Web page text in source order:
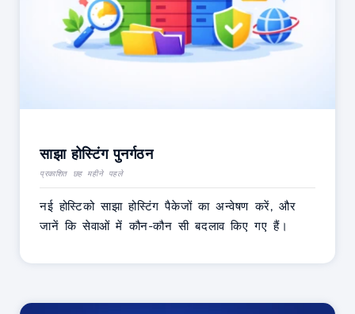
साझा होस्टिंग पुनर्गठन
प्रकाशित छह महीने पहले
नई होस्टिको साझा होस्टिंग पैकेजों का अन्वेषण करें, और
जानें कि सेवाओं में कौन-कौन सी बदलाव किए गए हैं।